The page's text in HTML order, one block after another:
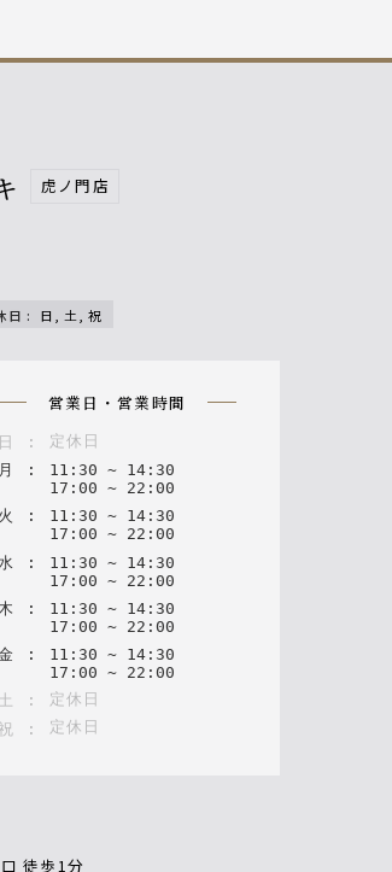
虎ノ門店
日 : 日, 土, 祝
営業日・営業時間
日 :
定休日
月
: 11 : 30 ~ 14: 30
17 : 00 ~ 22 : 00
火
: 11 : 30 ~ 14: 30
17 : 00 ~ 22 : 00
水
: 11 : 30 ~ 14: 30
17 : 00 ~ 22 : 00
木
: 11 : 30 ~ 14: 30
17 : 00 ~ 22 : 00
: 11 : 30 ~ 14: 30
17 : 00 ~ 22 : 00
土
:
定休日
: 定休日
徒歩1分